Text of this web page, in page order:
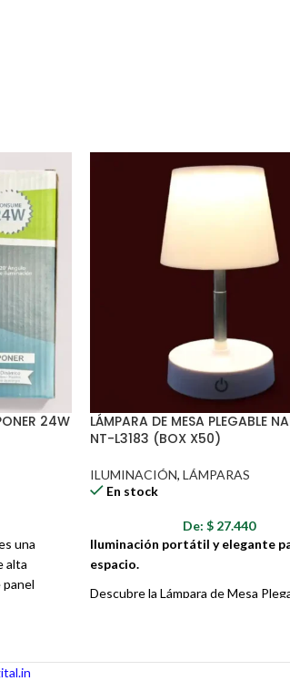
en numerario exacto.
verse afectados por clima,
tráfico y otras novedades
de entrega tendrán tiempos de
novedades de transporte que esto
24W
una
alta
LÁMPARA DE MESA PLEGABLE
NT-L3183 (BOX X50)
ILUMINACIÓN, LÁMPARAS
En stock
De:$ 27.440
Iluminación portátil y elegante
espacio.
Descubre la Lámpara de Mesa